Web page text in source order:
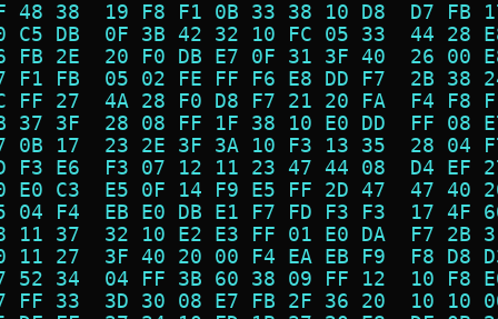
48 38  19 F8 F1 0B 33 38 10 D8  D7
C5 DB  0F 3B 42 32 10 FC 05 33  44
FB 2E  20 F0 DB E7 0F 31 3F 40  26
F1 FB  05 02 FE FF F6 E8 DD F7  2B
FF 27  4A 28 F0 D8 F7 21 20 FA  F4
37 3F  28 08 FF 1F 38 10 E0 DD  FF
0B 17  23 2E 3F 3A 10 F3 13 35  28
F3 E6  F3 07 12 11 23 47 44 08  D4
E0 C3  E5 0F 14 F9 E5 FF 2D 47  47
04 F4  EB E0 DB E1 F7 FD F3 F3  17
11 37  32 10 E2 E3 FF 01 E0 DA  F7
11 27  3F 40 20 00 F4 EA EB F9  F8
52 34  04 FF 3B 60 38 09 FF 12  10
FF 33  3D 30 08 E7 FB 2F 36 20  10